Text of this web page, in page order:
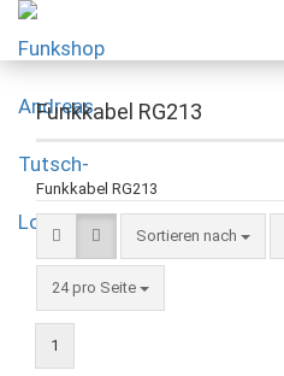
Funkkabel RG213
Funkkabel RG213
Sortieren nach
24 pro Seite
1